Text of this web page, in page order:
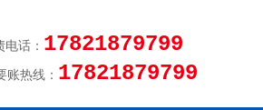
话： 17821879799
账热线： 17821879799